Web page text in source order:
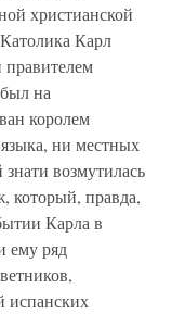
христианской
Карл
правителем
на
королем
ни местных
возмутилась
который, правда,
Карла в
ему ряд
испанских